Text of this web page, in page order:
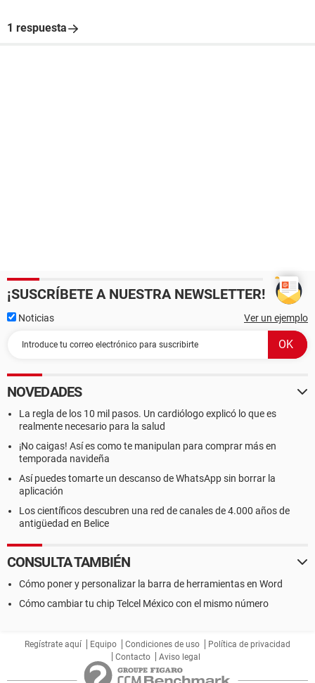
1 respuesta
¡SUSCRÍBETE A NUESTRA NEWSLETTER!
Noticias Ver un ejemplo
NOVEDADES
La regla de los 10 mil pasos. Un cardiólogo explicó lo que es
realmente necesario para la salud
¡No caigas! Así es como te manipulan para comprar más en
temporada navideña
Así puedes tomarte un descanso de WhatsApp sin borrar la
aplicación
Los científicos descubren una red de canales de 4.000 años de
antigüedad en Belice
CONSULTA TAMBIÉN
Cómo poner y personalizar la barra de herramientas en Word
Cómo cambiar tu chip Telcel México con el mismo número
Regístrate aquí Equipo Condiciones de uso
Política de privacidad
Contacto
Aviso legal